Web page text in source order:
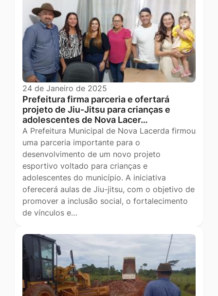
24 de Janeiro de 2025
Prefeitura firma parceria e ofertará
projeto de Jiu-Jitsu para crianças e
adolescentes de Nova Lacer…
A Prefeitura Municipal de Nova Lacerda firmou
uma parceria importante para o
desenvolvimento de um novo projeto
esportivo voltado para crianças e
adolescentes do município. A iniciativa
oferecerá aulas de Jiu-jitsu, com o objetivo de
promover a inclusão social, o fortalecimento
de vínculos e…